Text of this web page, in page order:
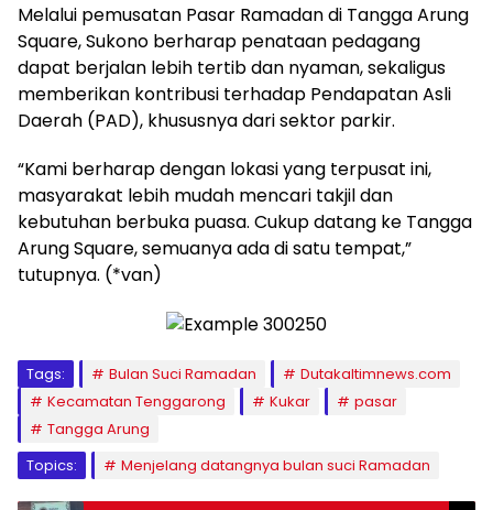
Melalui pemusatan Pasar Ramadan di Tangga Arung
Square, Sukono berharap penataan pedagang
dapat berjalan lebih tertib dan nyaman, sekaligus
memberikan kontribusi terhadap Pendapatan Asli
Daerah (PAD), khususnya dari sektor parkir.
“Kami berharap dengan lokasi yang terpusat ini,
masyarakat lebih mudah mencari takjil dan
kebutuhan berbuka puasa. Cukup datang ke Tangga
Arung Square, semuanya ada di satu tempat,”
tutupnya. (*van)
Tags: Bulan Suci Ramadan
Dutakaltimnews.com
Kecamatan Tenggarong
Kukar
pasar
Tangga Arung
Topics:
Menjelang datangnya bulan suci Ramadan